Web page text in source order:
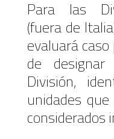
Para las
(fuera de
evaluará
de
División,
unidades
considerados